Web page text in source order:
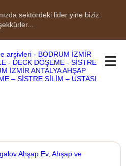
sektördeki lider yine biziz.